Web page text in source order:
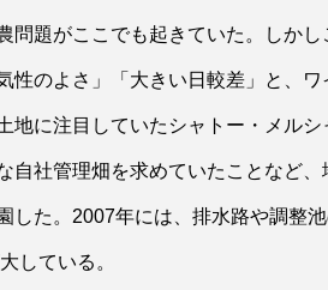
問題がここでも起きていた。しか
性のよさ」「大きい日較差」と、
地に注目していたシャトー・メル
自社管理畑を求めていたことなど
した。2007年には、排水路や調整
している。